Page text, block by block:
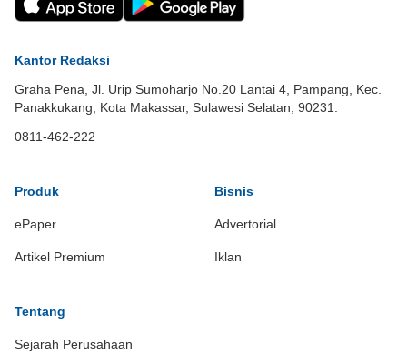
Kantor Redaksi
Graha Pena, Jl. Urip Sumoharjo No.20 Lantai 4, Pampang, Kec.
Panakkukang, Kota Makassar, Sulawesi Selatan, 90231.
0811-462-222
Produk
ePaper
Artikel Premium
Bisnis
Advertorial
Iklan
Tentang
Sejarah Perusahaan